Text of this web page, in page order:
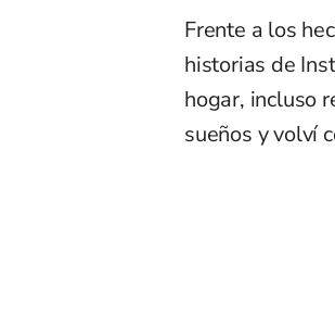
Frente a los
historias de
hogar, incluso
sueños y volví